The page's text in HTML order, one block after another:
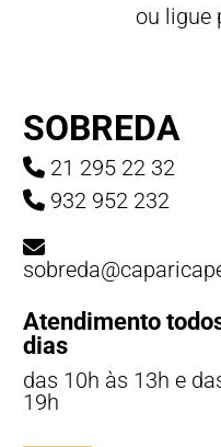
ou ligue
SOBREDA
21 295 22 32
932 952 232
Atendimento
dias
das 10h às 13h e
19h